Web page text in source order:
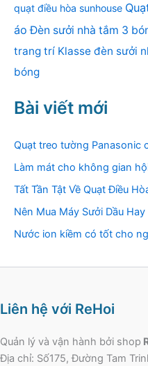
quạt điều hòa sunhouse
áo Đèn sưởi nhà tắm 3
trang trí Klasse đèn sưởi
bóng
Bài viết mới
Quạt treo tường Panasonic
Làm mát cho không gian
Tất Tần Tật Về Quạt Điều
Nên Mua Máy Sưởi Dầu
Nước ion kiềm có tốt cho
Liên hệ với ReHoi
Quản lý và vận hành bởi shop
Địa chỉ: Số175, Đường Tam